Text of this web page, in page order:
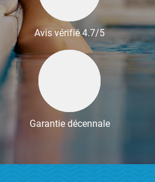
Avis vérifié 4.7/5
Garantie décennale